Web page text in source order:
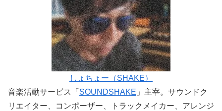
しょちょー（SHAKE）
音楽活動サービス「 SOUNDSHAKE 」主宰。サウンドク
リエイター、コンポーザー、トラックメイカー、アレンジ